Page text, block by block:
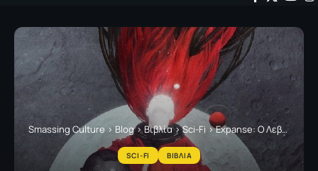
Smassing Culture> Blog>Βιβλία>Sci-Fi >Expanse: Ο Λεβιάθαν Ξυπνά – Ένα καθηλωτικό sci-fi μυστήριο
SCI-FI ΒΙΒΛΙΑ